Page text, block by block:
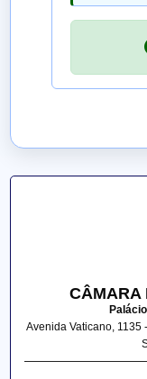
CÂMARA
Avenida Vaticano, 1135